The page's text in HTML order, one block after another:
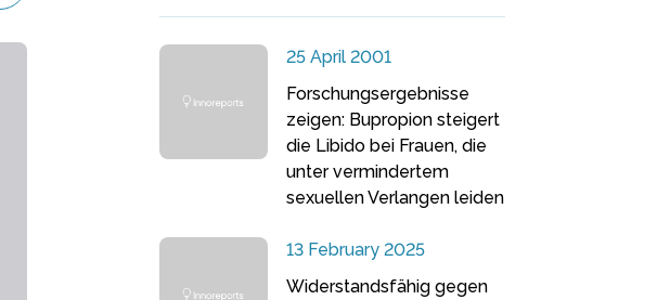
25 April 2001
Forschungsergebnisse
zeigen: Bupropion steigert
die Libido bei Frauen, die
unter vermindertem
sexuellen Verlangen leiden
13 February 2025
Widerstandsfähig gegen